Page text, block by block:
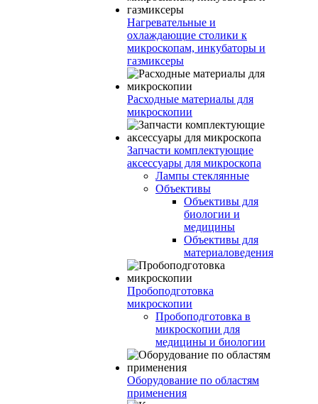
Нагревательные и
охлаждающие столики к
микроскопам, инкубаторы и
газмиксеры
Расходные материалы для
микроскопии
Запчасти комплектующие
аксессуары для микроскопа
Лампы стеклянные
Объективы
Объективы для
биологии и
медицины
Объективы для
материаловедения
Пробоподготовка
микроскопии
Пробоподготовка в
микроскопии для
медицины и биологии
Оборудование по областям
применения